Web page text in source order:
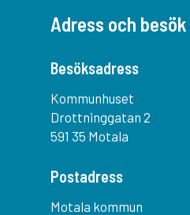
Adress och besök
Besöksadress
Kommunhuset
Drottninggatan 2
591 35 Motala
Postadress
Motala kommun